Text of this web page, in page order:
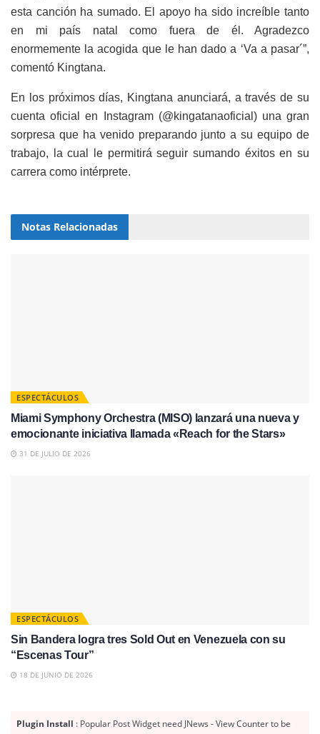
esta canción ha sumado. El apoyo ha sido increíble tanto
en mi país natal como fuera de él. Agradezco
enormemente la acogida que le han dado a ‘Va a pasar´”,
comentó Kingtana.
En los próximos días, Kingtana anunciará, a través de su
cuenta oficial en Instagram (@kingatanaoficial) una gran
sorpresa que ha venido preparando junto a su equipo de
trabajo, la cual le permitirá seguir sumando éxitos en su
carrera como intérprete.
Notas Relacionadas
ESPECTÁCULOS
Miami Symphony Orchestra (MISO) lanzará una nueva y
emocionante iniciativa llamada «Reach for the Stars»
31 DE JULIO DE 2026
ESPECTÁCULOS
Sin Bandera logra tres Sold Out en Venezuela con su
“Escenas Tour”
18 DE JUNIO DE 2026
Plugin Install : Popular Post Widget need JNews - View Counter to be